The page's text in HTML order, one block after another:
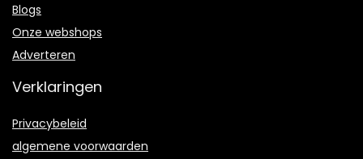
Blogs
Onze webshops
Adverteren
Verklaringen
Privacybeleid
algemene voorwaarden